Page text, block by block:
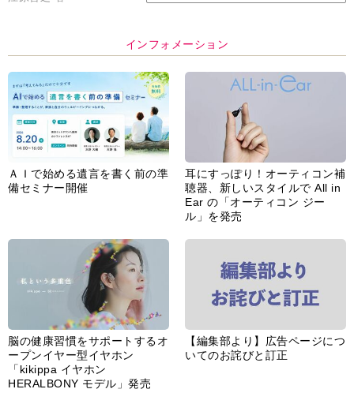
ープンイヤー型イヤホン
「kikippa イヤホン
いてのお詫びと訂正
あなたのペット自慢を教えてく
【編集部より】公式アドレスの
不正利用について
インフォメーション一覧